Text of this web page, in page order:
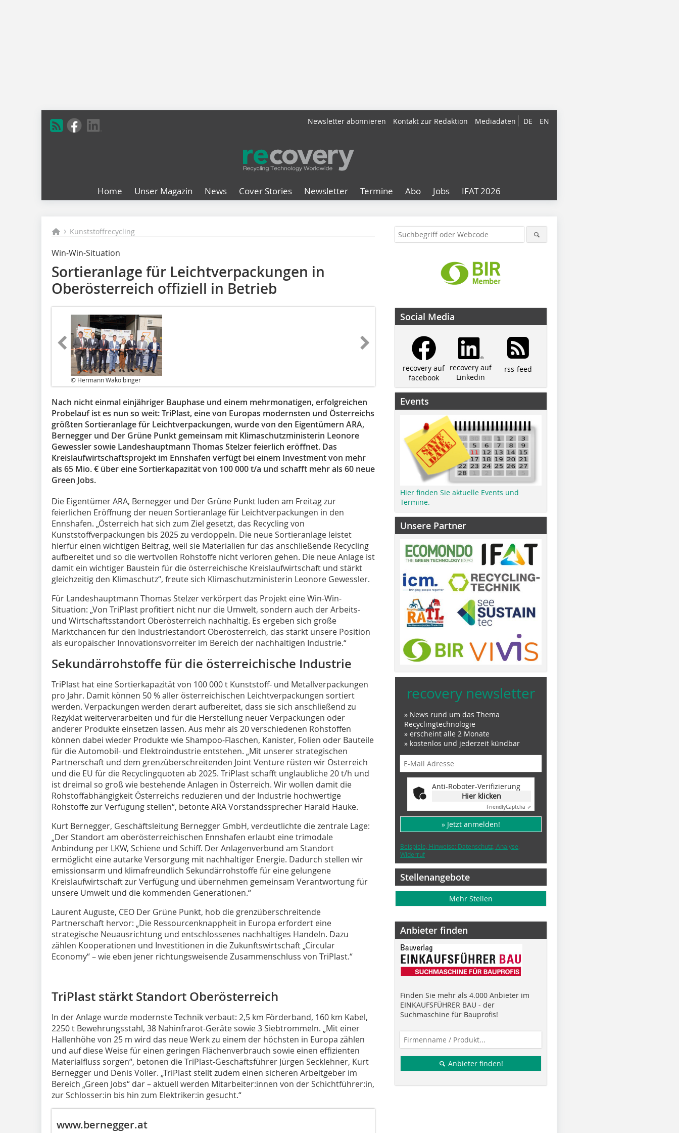
DE EN
Newsletter abonnieren Kontakt zur Redaktion Mediadaten
Home Unser Magazin News Cover Stories Newsletter Termine Abo Jobs IFAT 2026
Kunststoffrecycling
Win-Win-Situation
Sortieranlage für Leichtverpackungen in
Oberösterreich offiziell in Betrieb
© Hermann Wakolbinger
Nach nicht einmal einjähriger Bauphase und einem mehrmonatigen, erfolgreichen
Probelauf ist es nun so weit: TriPlast, eine von Europas modernsten und Österreichs
größten Sortieranlage für Leichtverpackungen, wurde von den Eigentümern ARA,
Bernegger und Der Grüne Punkt gemeinsam mit Klimaschutzministerin Leonore
Gewessler sowie Landeshauptmann Thomas Stelzer feierlich eröffnet. Das
Kreislaufwirtschaftsprojekt im Ennshafen verfügt bei einem Investment von mehr
als 65 Mio. € über eine Sortierkapazität von 100 000 t/a und schafft mehr als 60 neue
Green Jobs.
Die Eigentümer ARA, Bernegger und Der Grüne Punkt luden am Freitag zur
feierlichen Eröffnung der neuen Sortieranlage für Leichtverpackungen in den
Ennshafen. „Österreich hat sich zum Ziel gesetzt, das Recycling von
Kunststoffverpackungen bis 2025 zu verdoppeln. Die neue Sortieranlage leistet
hierfür einen wichtigen Beitrag, weil sie Materialien für das anschließende Recycling
aufbereitet und so die wertvollen Rohstoffe nicht verloren gehen. Die neue Anlage ist
damit ein wichtiger Baustein für die österreichische Kreislaufwirtschaft und stärkt
gleichzeitig den Klimaschutz“, freute sich Klimaschutzministerin Leonore Gewessler.
Für Landeshauptmann Thomas Stelzer verkörpert das Projekt eine Win-Win-
Situation: „Von TriPlast profitiert nicht nur die Umwelt, sondern auch der Arbeits-
und Wirtschaftsstandort Oberösterreich nachhaltig. Es ergeben sich große
Marktchancen für den Indus­triestandort Oberösterreich, das stärkt unsere Position
als europäischer Innovationsvorreiter im Bereich der nachhaltigen Industrie.“
Sekundärrohstoffe für die österreichische Industrie
TriPlast hat eine Sortierkapazität von 100 000 t Kunststoff- und Metallverpackungen
pro Jahr. Damit können 50 % aller österreichischen Leichtverpackungen sortiert
werden. Verpackungen werden derart aufbereitet, dass sie sich anschließend zu
Rezyklat weiterverarbeiten und für die Herstellung neuer Verpackungen oder
anderer Produkte einsetzen lassen. Aus mehr als 20 verschiedenen Rohstoffen
können dabei wieder Produkte wie Shampoo-Flaschen, Kanister, Folien oder Bauteile
für die Automobil- und Elektroindustrie entstehen. „Mit unserer strategischen
Partnerschaft und dem grenzüberschreitenden Joint Venture rüsten wir Österreich
und die EU für die Recyclingquoten ab 2025. TriPlast schafft unglaubliche 20 t/h und
ist dreimal so groß wie bestehende Anlagen in Österreich. Wir wollen damit die
Rohstoffabhängigkeit Österreichs reduzieren und der Industrie hochwertige
Rohstoffe zur Verfügung stellen“, betonte ARA Vorstandssprecher Harald Hauke.
Kurt Bernegger, Geschäftsleitung Bernegger GmbH, verdeutlichte die zentrale Lage:
„Der Standort am oberösterreichischen Ennshafen erlaubt eine trimodale
Anbindung per LKW, Schiene und Schiff. Der Anlagenverbund am Standort
ermöglicht eine autarke Versorgung mit nachhaltiger Energie. Dadurch stellen wir
emissionsarm und klimafreundlich Sekundärrohstoffe für eine gelungene
Kreislaufwirtschaft zur Verfügung und übernehmen gemeinsam Verantwortung für
unsere Umwelt und die kommenden Generationen.“
Laurent Auguste, CEO Der Grüne Punkt, hob die grenzüberschreitende
Partnerschaft hervor: „Die Ressourcenknappheit in Europa erfordert eine
strategische Neuausrichtung und entschlossenes nachhaltiges Handeln. Dazu
zählen Kooperationen und Investitionen in die Zukunftswirtschaft „Circular
Economy“ – wie eben jener richtungsweisende Zusammenschluss von TriPlast.“
TriPlast stärkt Standort Oberösterreich
In der Anlage wurde modernste Technik verbaut: 2,5 km Förderband, 160 km Kabel,
2250 t Bewehrungsstahl, 38 Nahinfrarot-Geräte sowie 3 Siebtrommeln. „Mit einer
Hallenhöhe von 25 m wird das neue Werk zu einem der höchsten in Europa zählen
und auf diese Weise für einen geringen Flächenverbrauch sowie einen effizienten
Materialfluss sorgen“, betonen die TriPlast-Geschäftsführer Jürgen Secklehner, Kurt
Bernegger und Denis Völler. „TriPlast stellt zudem einen sicheren Arbeitgeber im
Bereich „Green Jobs“ dar – aktuell werden Mitarbeiter:innen von der Schichtführer:in,
zur Schlosser:in bis hin zum Elektriker:in gesucht.“
www.bernegger.at
Social Media
recovery auf
facebook
recovery auf
Linkedin
rss-feed
Events
Hier finden Sie aktuelle Events und
Termine.
Unsere Partner
recovery newsletter
» News rund um das Thema
Recyclingtechnologie
» erscheint alle 2 Monate
» kostenlos und jederzeit kündbar
Anti-Roboter-Verifizierung
Hier klicken
FriendlyCaptcha ⇗
» Jetzt anmelden!
Beispiele, Hinweise: Datenschutz, Analyse,
Widerruf
Stellenangebote
Mehr Stellen
Anbieter finden
Finden Sie mehr als 4.000 Anbieter im
EINKAUFSFÜHRER BAU - der
Suchmaschine für Bauprofis!
Anbieter finden!